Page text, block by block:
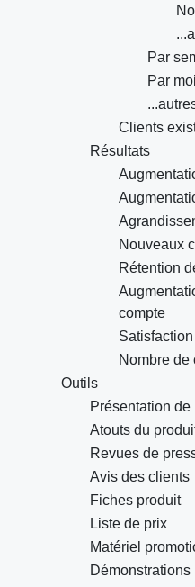
Par
Par
Clients
Résultats
Nouveaux
Rétention
compte
Nombre de
Outils
Présentation
Atouts du
Revues de
Avis des clients
Fiches produit
Liste de prix
Matériel
Démonstrations